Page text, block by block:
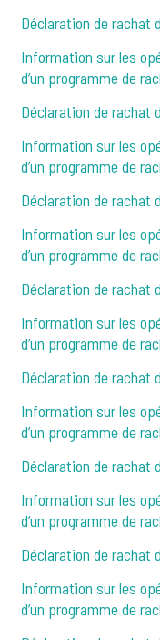
Déclaration de rachat
Information sur les
d’un programme de
Déclaration de rachat
Information sur les
d’un programme de
Déclaration de rachat
Information sur les
d’un programme de
Déclaration de rachat
Information sur les
d’un programme de
Déclaration de rachat
Information sur les
d’un programme de
Déclaration de rachat
Information sur les
d’un programme de
Déclaration de rachat
Information sur les
d’un programme de